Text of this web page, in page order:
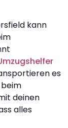
kann
es
deinen
alles